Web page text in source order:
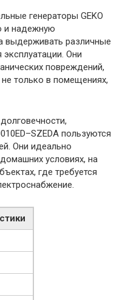
генераторы GEKO
и надежную
выдерживать различные
Они
повреждений,
только в помещениях,
пользуются
Они идеально
условиях, на
где требуется